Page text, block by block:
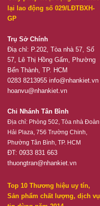
lại lao động số 029/LĐTBXH-
GP
Trụ Sở Chính
Điạ chỉ: P.202, Tòa nhà 57, Số
57, Lê Thị Hồng Gấm, Phường
Bến Thành, TP. HCM
0283 8213955 info@nhankiet.vn
hoanvu@nhankiet.vn
Chi Nhánh Tân Bình
Địa chỉ: Phòng 502, Tòa nhà Đoàn
Hải Plaza, 756 Trường Chinh,
Phường Tân Bình, TP. HCM
ĐT: 0933 831 663
thuongtran@nhankiet.vn
Top 10 Thương hiệu uy tín,
Sản phẩm chất lượng, dịch vụ